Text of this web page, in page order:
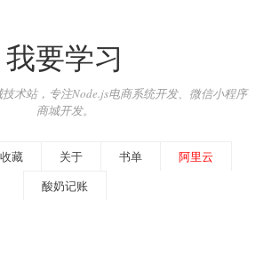
我要学习
术站，专注Node.js电商系统开发、微信小程序
商城开发。
藏 关于 书单
阿里云
酸奶记账